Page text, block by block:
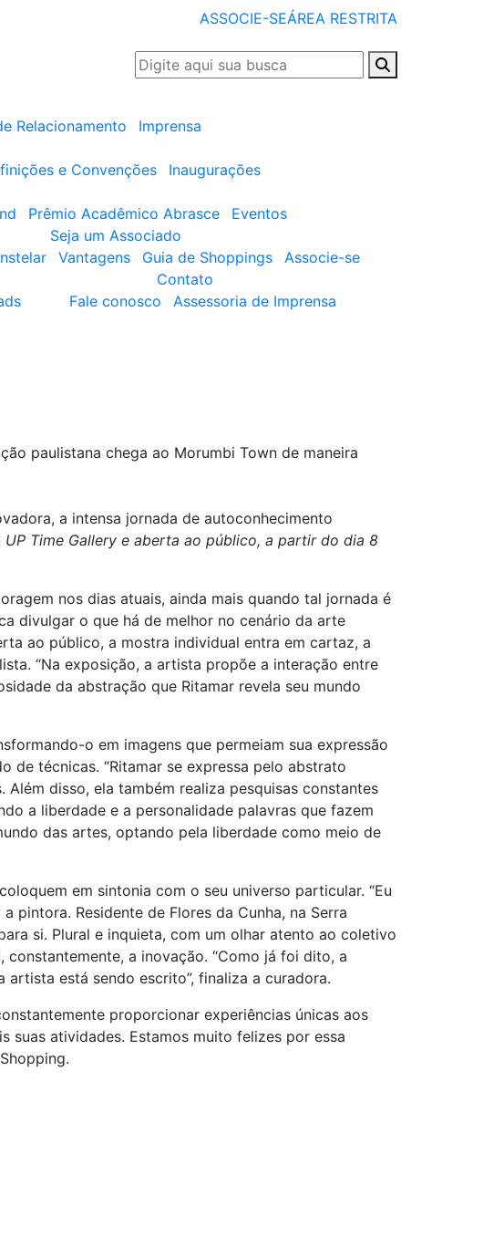
ASSOCIE-SEÁREA RESTRITA
Relacionamento
Imprensa
e Convenções
Inaugurações
Prêmio Acadêmico Abrasce
Eventos
Seja um Associado
Vantagens Guia de Shoppings
Associe-se
Contato
Fale conosco
Assessoria de Imprensa
paulistana chega ao Morumbi Town de maneira
a intensa jornada de autoconhecimento
Time Gallery e aberta ao público, a partir do dia 8
nos dias atuais, ainda mais quando tal jornada é
divulgar o que há de melhor no cenário da arte
ao público, a mostra individual entra em cartaz, a
“Na exposição, a artista propõe a interação entre
da abstração que Ritamar revela seu mundo
o em imagens que permeiam sua expressão
de técnicas. “Ritamar se expressa pelo abstrato
disso, ela também realiza pesquisas constantes
a liberdade e a personalidade palavras que fazem
das artes, optando pela liberdade como meio de
em sintonia com o seu universo particular. “Eu
pintora. Residente de Flores da Cunha, na Serra
si. Plural e inquieta, com um olhar atento ao coletivo
a inovação. “Como já foi dito, a
está sendo escrito”, finaliza a curadora.
proporcionar experiências únicas aos
suas atividades. Estamos muito felizes por essa